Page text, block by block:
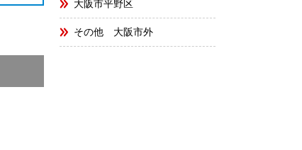
大阪市平野区
その他 大阪市外